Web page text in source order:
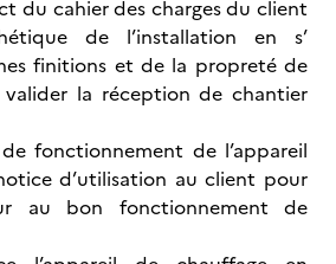
du cahier des charges du client
de l’installation en s’
finitions et de la propreté de
valider la réception de chantier
fonctionnement de l’appareil
d’utilisation au client pour
au bon fonctionnement de